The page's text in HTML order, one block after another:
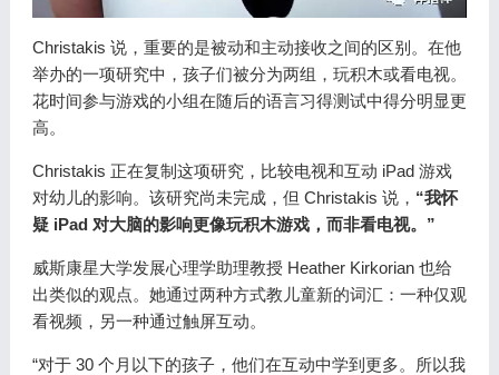
Christakis 说，重要的是被动和主动接收之间的区别。在他
举办的一项研究中，孩子们被分为两组，玩积木或看电视。
花时间参与游戏的小组在随后的语言习得测试中得分明显更
高。
Christakis 正在复制这项研究，比较电视和互动 iPad 游戏
对幼儿的影响。该研究尚未完成，但 Christakis 说， “我怀
疑 iPad 对大脑的影响更像玩积木游戏，而非看电视。”
威斯康星大学发展心理学助理教授 Heather Kirkorian 也给
出类似的观点。她通过两种方式教儿童新的词汇：一种仅观
看视频，另一种通过触屏互动。
“对于 30 个月以下的孩子，他们在互动中学到更多。所以我